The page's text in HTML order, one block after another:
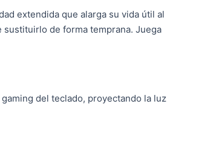
extendida que alarga su vida útil al
de forma temprana. Juega
del teclado, proyectando la luz